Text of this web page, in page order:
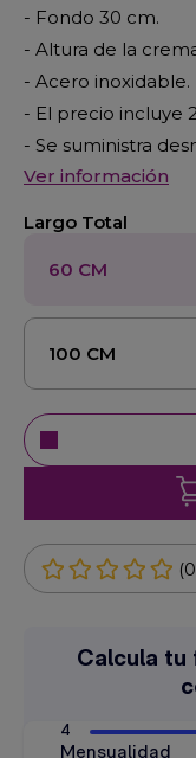
- Fondo 30 cm.
- Altura de la
- Acero inoxidable.
- El precio incluye
- Se suministra
Ver información
Largo Total
60 CM
100 CM